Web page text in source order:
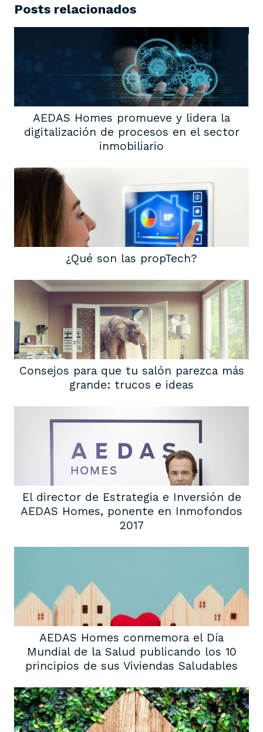
Posts relacionados
AEDAS Homes promueve y lidera la
digitalización de procesos en el sector
inmobiliario
¿Qué son las propTech?
Consejos para que tu salón parezca más
grande: trucos e ideas
El director de Estrategia e Inversión de
AEDAS Homes, ponente en Inmofondos
2017
AEDAS Homes conmemora el Día
Mundial de la Salud publicando los 10
principios de sus Viviendas Saludables